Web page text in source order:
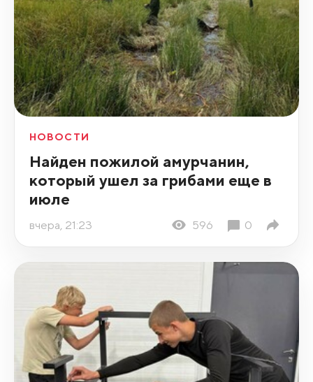
НОВОСТИ
Найден пожилой амурчанин,
который ушел за грибами еще в
июле
вчера, 21:23 596 0